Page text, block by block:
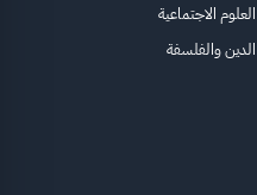
العلوم الاجتماعية
الدين والفلسفة